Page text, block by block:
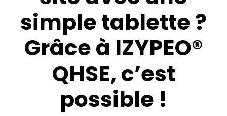
Izypeo
Blog
Demander une démo
Nous contacter
simple tablette ?
Grâce à IZYPEO®
QHSE, c’est
possible !